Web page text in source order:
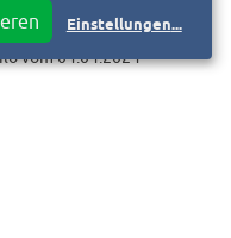
vom 04.04.2024
Einstellungen...